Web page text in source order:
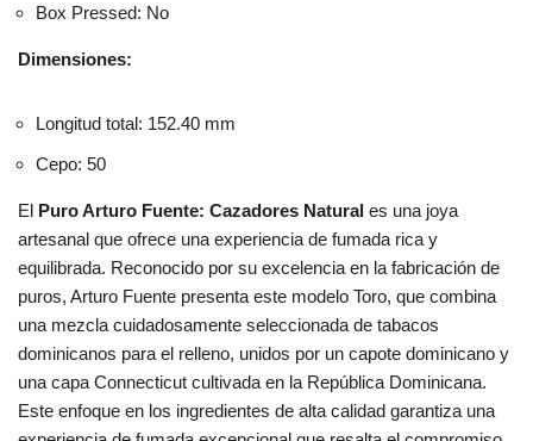
Box Pressed: No
Dimensiones:
Longitud total: 152.40 mm
Cepo: 50
El Puro Arturo Fuente: Cazadores Natural es una joya
artesanal que ofrece una experiencia de fumada rica y
equilibrada. Reconocido por su excelencia en la fabricación de
puros, Arturo Fuente presenta este modelo Toro, que combina
una mezcla cuidadosamente seleccionada de tabacos
dominicanos para el relleno, unidos por un capote dominicano y
una capa Connecticut cultivada en la República Dominicana.
Este enfoque en los ingredientes de alta calidad garantiza una